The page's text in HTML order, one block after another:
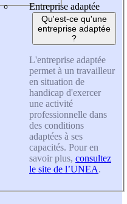
Entreprise adaptée
Qu'est-ce qu'une
entreprise adaptée
?
L'entreprise adaptée
permet à un travailleur
en situation de
handicap d'exercer
une activité
professionnelle dans
des conditions
adaptées à ses
capacités. Pour en
savoir plus, consultez
le site de l’UNEA.